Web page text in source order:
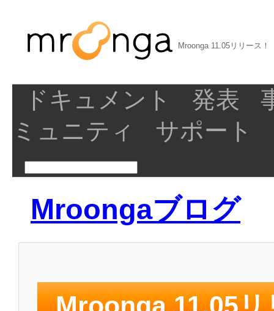
Mroonga 11.05リリース！
ドキュメント 発表
ミュニティ
サポート
Mroongaブログ